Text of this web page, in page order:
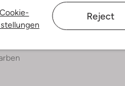
Cookie-
Reject